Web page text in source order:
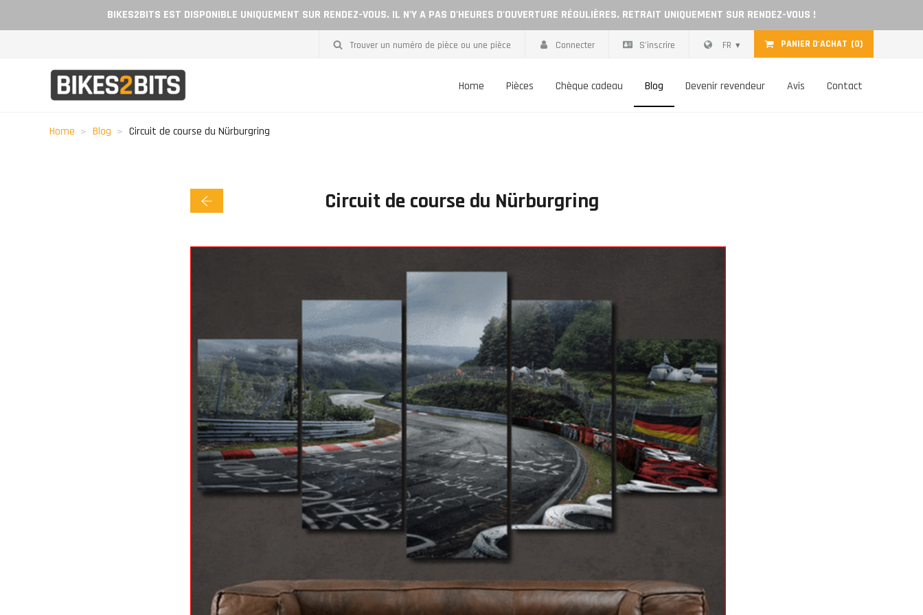
BIKES2BITS EST DISPONIBLE UNIQUEMENT SUR RENDEZ-VOUS. IL N'Y A PAS D'HEURES D'OUVERTURE RÉGULIÈRES. RETRAIT UNIQUEMENT SUR RENDEZ-VOUS !
PANIER D'ACHAT (0)
FR
S'inscrire
Connecter
Trouver un numéro de pièce ou une pièce
Home Pièces Chèque cadeau Blog Devenir revendeur Avis Contact
Home Blog Circuit de course du Nürburgring
Circuit de course du Nürburgring